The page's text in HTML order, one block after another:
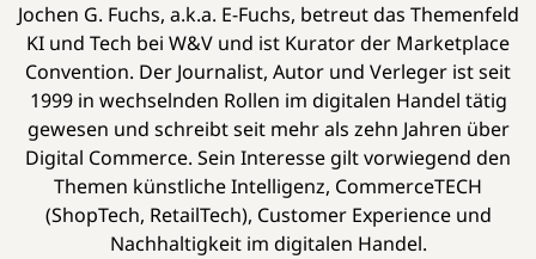
Jochen G. Fuchs, a.k.a. E-Fuchs, betreut das Themenfeld
KI und Tech bei W&V und ist Kurator der Marketplace
Convention. Der Journalist, Autor und Verleger ist seit
1999 in wechselnden Rollen im digitalen Handel tätig
gewesen und schreibt seit mehr als zehn Jahren über
Digital Commerce. Sein Interesse gilt vorwiegend den
Themen künstliche Intelligenz, CommerceTECH
(ShopTech, RetailTech), Customer Experience und
Nachhaltigkeit im digitalen Handel.